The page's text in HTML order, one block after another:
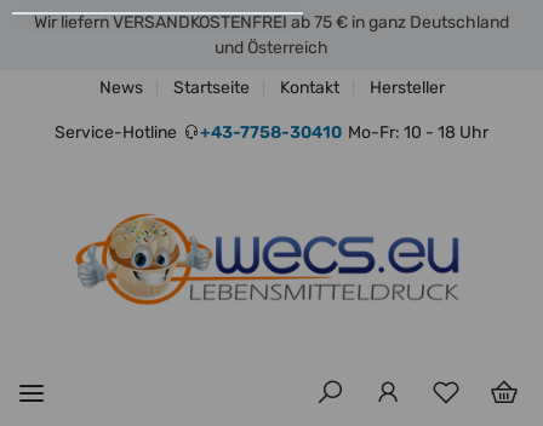
Wir liefern VERSANDKOSTENFREI ab 75 € in ganz Deutschland
und Österreich
News
Startseite Kontakt Hersteller
Service-Hotline +43-7758-30410 Mo-Fr: 10 - 18 Uhr